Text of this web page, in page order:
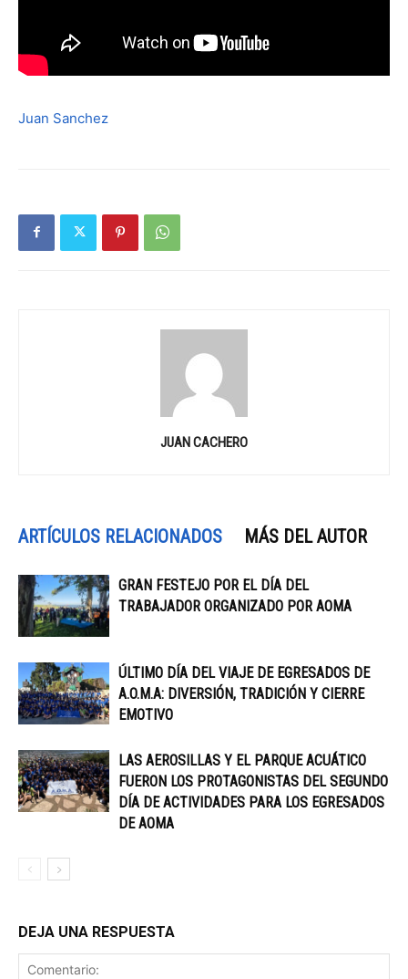
Juan Sanchez
JUAN CACHERO
ARTÍCULOS RELACIONADOS MÁS DEL AUTOR
GRAN FESTEJO POR EL DÍA DEL
TRABAJADOR ORGANIZADO POR AOMA
ÚLTIMO DÍA DEL VIAJE DE EGRESADOS DE
A.O.M.A: DIVERSIÓN, TRADICIÓN Y CIERRE
EMOTIVO
LAS AEROSILLAS Y EL PARQUE ACUÁTICO
FUERON LOS PROTAGONISTAS DEL SEGUNDO
DÍA DE ACTIVIDADES PARA LOS EGRESADOS
DE AOMA
DEJA UNA RESPUESTA